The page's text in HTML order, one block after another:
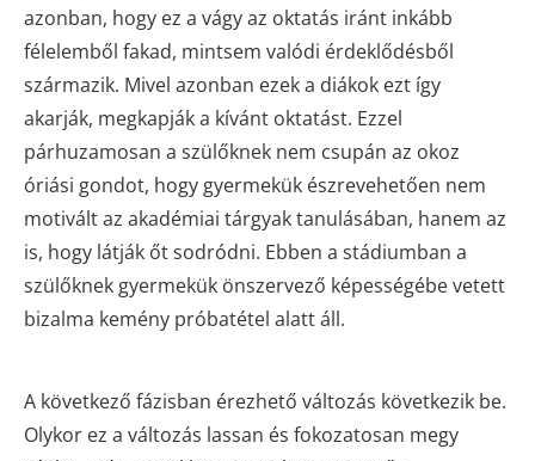
azonban, hogy ez a vágy az oktatás iránt inkább
félelemből fakad, mintsem valódi érdeklődésből
származik. Mivel azonban ezek a diákok ezt így
akarják, megkapják a kívánt oktatást. Ezzel
párhuzamosan a szülőknek nem csupán az okoz
óriási gondot, hogy gyermekük észrevehetően nem
motivált az akadémiai tárgyak tanulásában, hanem az
is, hogy látják őt sodródni. Ebben a stádiumban a
szülőknek gyermekük önszervező képességébe vetett
bizalma kemény próbatétel alatt áll.
A következő fázisban érezhető változás következik be.
Olykor ez a változás lassan és fokozatosan megy